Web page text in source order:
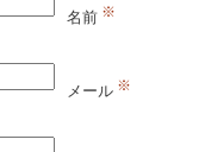
名前 ※
メール ※